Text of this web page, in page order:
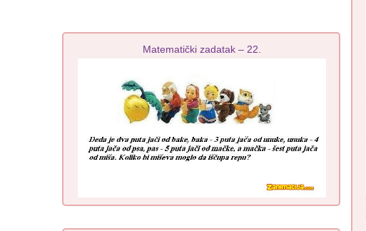
Matematički zadatak – 22.